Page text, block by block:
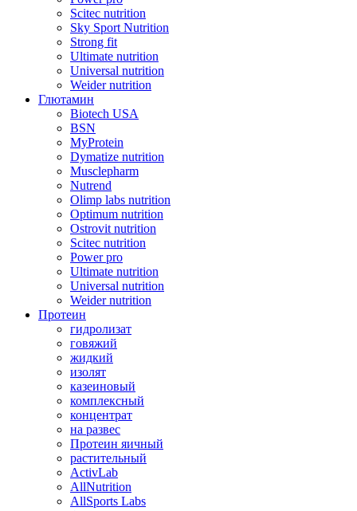
Scitec nutrition
Sky Sport Nutrition
Strong fit
Ultimate nutrition
Universal nutrition
Weider nutrition
Глютамин
Biotech USA
BSN
MyProtein
Dymatize nutrition
Musclepharm
Nutrend
Olimp labs nutrition
Optimum nutrition
Ostrovit nutrition
Scitec nutrition
Power pro
Ultimate nutrition
Universal nutrition
Weider nutrition
Протеин
гидролизат
говяжий
жидкий
изолят
казеиновый
комплексный
концентрат
на развес
Протеин яичный
растительный
ActivLab
AllNutrition
AllSports Labs